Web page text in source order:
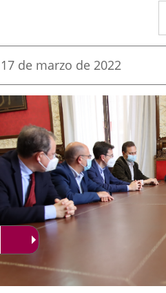
Fecha
la
noticia
17 de marzo de 2022